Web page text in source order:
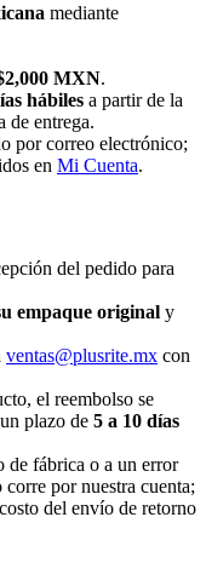
mediante
MXN.
hábiles a partir de la
de entrega.
por correo electrónico;
en Mi Cuenta.
del pedido para
empaque original y
ventas@plusrite.mx con
el reembolso se
plazo de 5 a 10 días
de fábrica o a un error
por nuestra cuenta;
del envío de retorno